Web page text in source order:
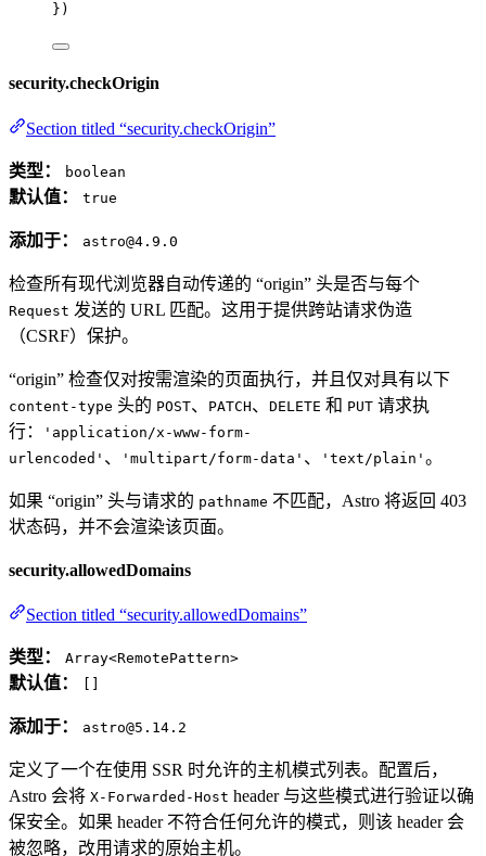
})
security.checkOrigin
Section titled “security.checkOrigin”
类型： boolean
默认值： true
添加于： astro@4.9.0
检查所有现代浏览器自动传递的 “origin” 头是否与每个
Request 发送的 URL 匹配。这用于提供跨站请求伪造
（CSRF）保护。
“origin” 检查仅对按需渲染的页面执行，并且仅对具有以下
content-type 头的 POST、 PATCH、 DELETE 和 PUT 请求执
行：
'application/x-www-form-
urlencoded' 、 'multipart/form-data' 、 'text/plain' 。
如果 “origin” 头与请求的 pathname 不匹配，Astro 将返回 403
状态码，并不会渲染该页面。
security.allowedDomains
Section titled “security.allowedDomains”
类型： Array<RemotePattern>
默认值：
添加于： astro@5.14.2
定义了一个在使用 SSR 时允许的主机模式列表。配置后，
Astro 会将 X-Forwarded-Host header 与这些模式进行验证以确
保安全。如果 header 不符合任何允许的模式，则该 header 会
被忽略，改用请求的原始主机。